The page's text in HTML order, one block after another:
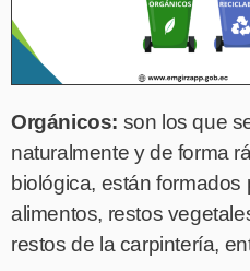
Orgánicos: son los que
naturalmente y de forma
biológica, están formados
alimentos, restos
restos de la carpintería,